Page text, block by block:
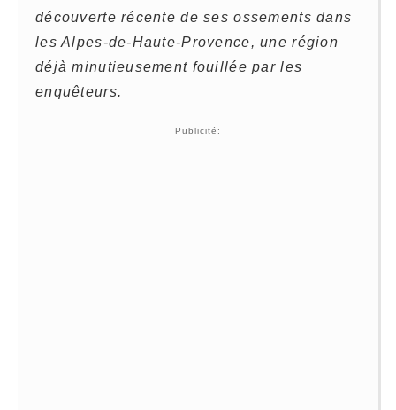
découverte récente de ses ossements dans
les Alpes-de-Haute-Provence, une région
déjà minutieusement fouillée par les
enquêteurs.
Publicité: